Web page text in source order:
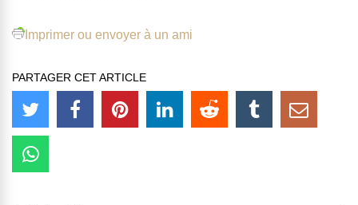
Imprimer ou envoyer à un ami
PARTAGER CET ARTICLE